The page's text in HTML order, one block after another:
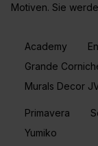
Motiven. Sie
Academy
Grande
Murals Decor
Primavera
Yumiko